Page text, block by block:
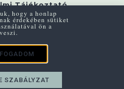
Tájékoztató
© 2020
hogy a honlap
érdekében sütiket
ön a
SZABÁLYZAT